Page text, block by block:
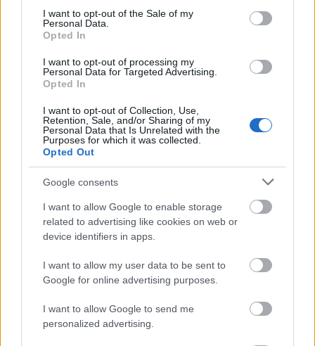
consent section.
I want to opt-out of the Sale of my
Personal Data.
Opted In
I want to opt-out of processing my
Personal Data for Targeted Advertising.
Opted In
I want to opt-out of Collection, Use,
Retention, Sale, and/or Sharing of my
Personal Data that Is Unrelated with the
Purposes for which it was collected.
Opted Out
Google consents
I want to allow Google to enable storage
related to advertising like cookies on web or
device identifiers in apps.
I want to allow my user data to be sent to
Google for online advertising purposes.
I want to allow Google to send me
personalized advertising.
Διαβάζονται αυτή τη στιγμή
Τράπεζες: Στα 55,5 εκατ. ευρώ ο λογαριασμός
Νέο Χωροταξικό Τουρισμού: Οι νέες «κόκκινες
γραμμές» για το περιβάλλον και τι αλλάζει σε
ξενοδοχεία, νησιά και επενδύσεις
Τα ανοιχτά μέτωπα για την ενίσχυση της